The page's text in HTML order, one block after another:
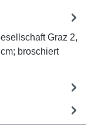
Graz 2,
broschiert